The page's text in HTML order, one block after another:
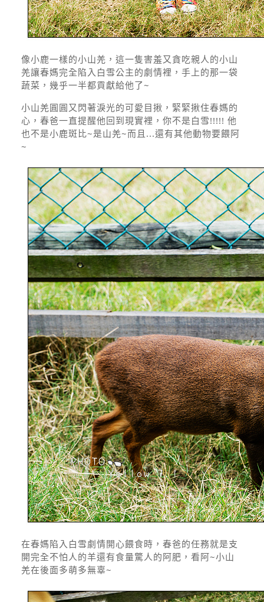
像小鹿一樣的小山羌，這一隻害羞又貪吃親人的小山
羌讓春媽完全陷入白雪公主的劇情裡，手上的那一袋
蔬菜，幾乎一半都貢獻給他了~
小山羌圓圓又閃著淚光的可愛目揪，緊緊揪住春媽的
心，春爸一直提醒他回到現實裡，你不是白雪!!!!! 他
也不是小鹿斑比~是山羌~而且...還有其他動物要餵阿
~
在春媽陷入白雪劇情開心餵食時，春爸的任務就是支
開完全不怕人的羊還有食量驚人的阿肥，看阿~小山
羌在後面多萌多無辜~